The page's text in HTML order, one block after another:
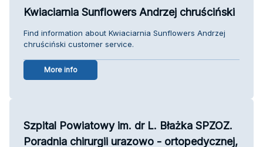
Kwiaciarnia Sunflowers Andrzej chruściński
Find information about Kwiaciarnia Sunflowers Andrzej
chruściński customer service.
More info
Szpital Powiatowy im. dr L. Błażka SPZOZ.
Poradnia chirurgii urazowo - ortopedycznej,